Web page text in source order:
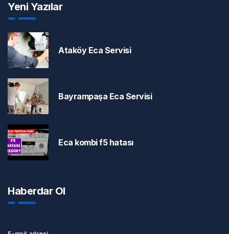
Yeni Yazılar
Ataköy Eca Servisi
Bayrampaşa Eca Servisi
Eca kombi f5 hatası
Haberdar Ol